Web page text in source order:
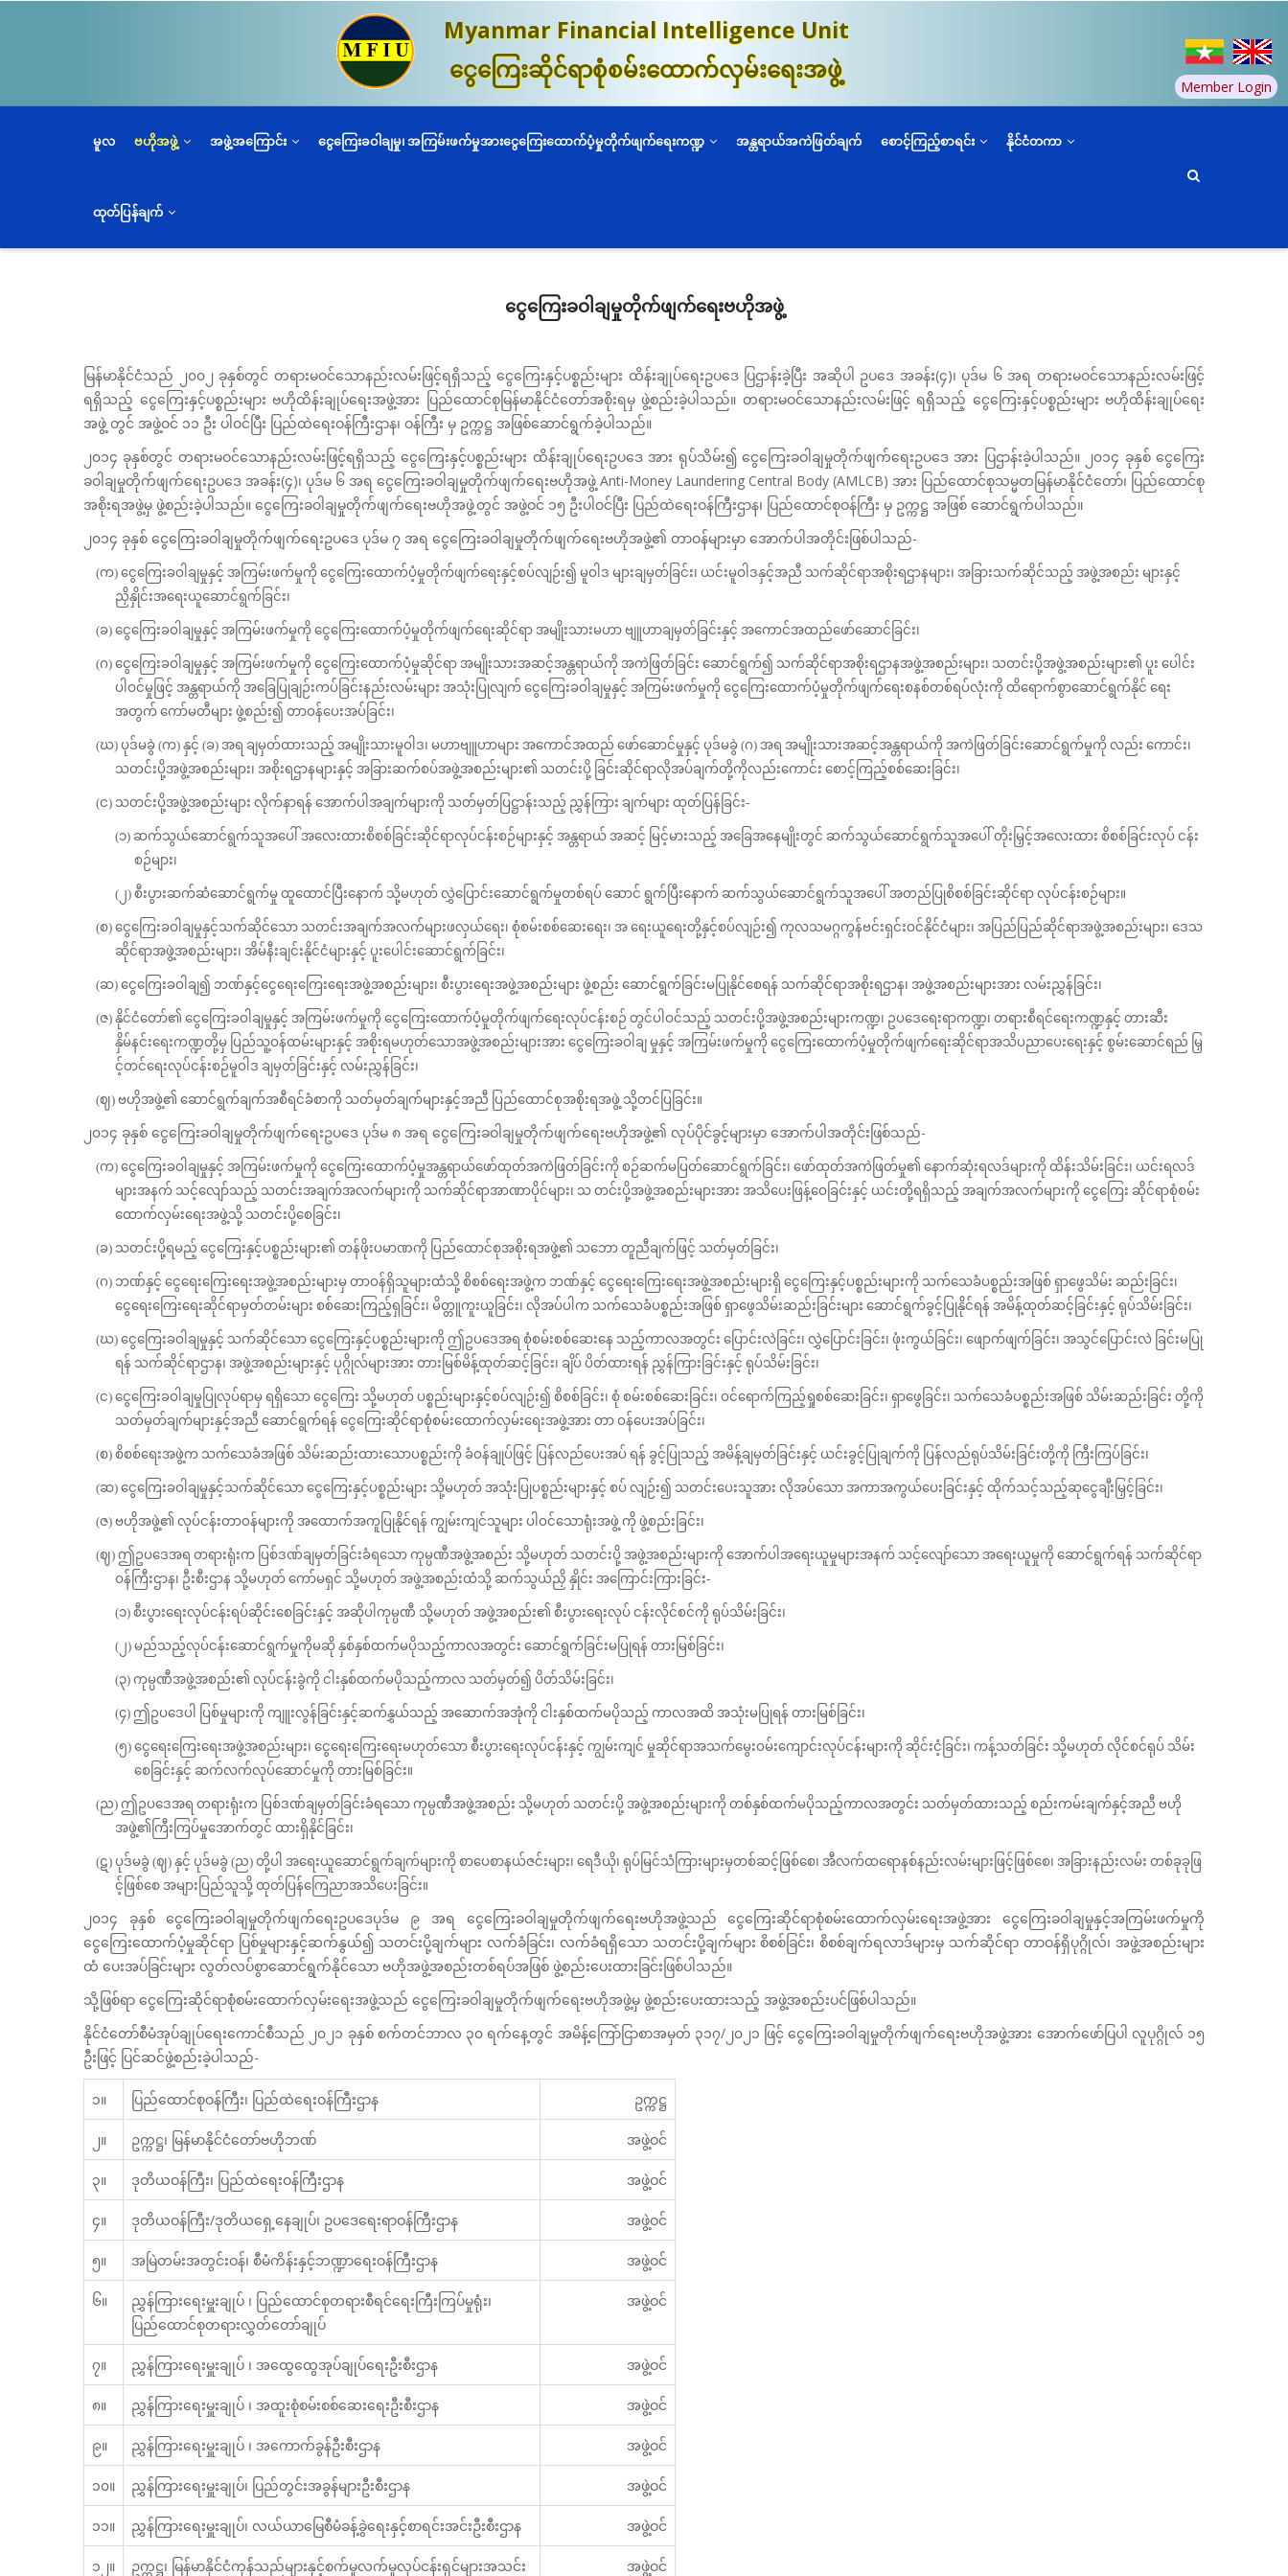
မည်
Myanmar Financial Intelligence Unit
ငွေကြေးဆိုင်ရာစုံစမ်းထောက်လှမ်းရေးအဖွဲ့
Member Login
မူလ ဗဟိုအဖွဲ့ အဖွဲ့အကြောင်း ငွေကြေးခဝါချမှု၊ အကြမ်းဖက်မှုအားငွေကြေးထောက်ပံ့မှုတိုက်ဖျက်ရေးကဏ္ဍ အန္တရာယ်အကဲဖြတ်ချက် စောင့်ကြည့်စာရင်း နိုင်ငံတကာ
ထုတ်ပြန်ချက်
ငွေကြေးခဝါချမှုတိုက်ဖျက်ရေးဗဟိုအဖွဲ့
မြန်မာနိုင်ငံသည် ၂၀၀၂ ခုနှစ်တွင် တရားမဝင်သောနည်းလမ်းဖြင့်ရရှိသည့် ငွေကြေးနှင့်ပစ္စည်းများ ထိန်းချုပ်ရေးဥပဒေ ပြဌာန်းခဲ့ပြီး အဆိုပါ ဥပဒေ အခန်း(၄)၊ ပုဒ်မ ၆ အရ တရားမဝင်သောနည်းလမ်းဖြင့်
ရရှိသည့် ငွေကြေးနှင့်ပစ္စည်းများ ဗဟိုထိန်းချုပ်ရေးအဖွဲ့အား ပြည်ထောင်စုမြန်မာနိုင်ငံတော်အစိုးရမှ ဖွဲ့စည်းခဲ့ပါသည်။ တရားမဝင်သောနည်းလမ်းဖြင့် ရရှိသည့် ငွေကြေးနှင့်ပစ္စည်းများ ဗဟိုထိန်းချုပ်ရေး
အဖွဲ့ တွင် အဖွဲ့ဝင် ၁၁ ဦး ပါဝင်ပြီး ပြည်ထဲရေးဝန်ကြီးဌာန၊ ဝန်ကြီး မှ ဥက္ကဋ္ဌ အဖြစ်ဆောင်ရွက်ခဲ့ပါသည်။
၂၀၁၄ ခုနှစ်တွင် တရားမဝင်သောနည်းလမ်းဖြင့်ရရှိသည့် ငွေကြေးနှင့်ပစ္စည်းများ ထိန်းချုပ်ရေးဥပဒေ အား ရုပ်သိမ်း၍ ငွေကြေးခဝါချမှုတိုက်ဖျက်ရေးဥပဒေ အား ပြဌာန်းခဲ့ပါသည်။ ၂၀၁၄ ခုနှစ် ငွေကြေး
ခဝါချမှုတိုက်ဖျက်ရေးဥပဒေ အခန်း(၄)၊ ပုဒ်မ ၆ အရ ငွေကြေးခဝါချမှုတိုက်ဖျက်ရေးဗဟိုအဖွဲ့ Anti-Money Laundering Central Body (AMLCB) အား ပြည်ထောင်စုသမ္မတမြန်မာနိုင်ငံတော်၊ ပြည်ထောင်စု
အစိုးရအဖွဲ့မှ ဖွဲ့စည်းခဲ့ပါသည်။ ငွေကြေးခဝါချမှုတိုက်ဖျက်ရေးဗဟိုအဖွဲ့တွင် အဖွဲ့ဝင် ၁၅ ဦးပါဝင်ပြီး ပြည်ထဲရေးဝန်ကြီးဌာန၊ ပြည်ထောင်စုဝန်ကြီး မှ ဥက္ကဋ္ဌ အဖြစ် ဆောင်ရွက်ပါသည်။
၂၀၁၄ ခုနှစ် ငွေကြေးခဝါချမှုတိုက်ဖျက်ရေးဥပဒေ ပုဒ်မ ၇ အရ ငွေကြေးခဝါချမှုတိုက်ဖျက်ရေးဗဟိုအဖွဲ့၏ တာဝန်များမှာ အောက်ပါအတိုင်းဖြစ်ပါသည်-
(က) ငွေကြေးခဝါချမှုနှင့် အကြမ်းဖက်မှုကို ငွေကြေးထောက်ပံ့မှုတိုက်ဖျက်ရေးနှင့်စပ်လျဉ်း၍ မူဝါဒ များချမှတ်ခြင်း၊ ယင်းမူဝါဒနှင့်အညီ သက်ဆိုင်ရာအစိုးရဌာနများ၊ အခြားသက်ဆိုင်သည့် အဖွဲ့အစည်း များနှင့်
ညှိနှိုင်းအရေးယူဆောင်ရွက်ခြင်း၊
(ခ) ငွေကြေးခဝါချမှုနှင့် အကြမ်းဖက်မှုကို ငွေကြေးထောက်ပံ့မှုတိုက်ဖျက်ရေးဆိုင်ရာ အမျိုးသားမဟာ ဗျူဟာချမှတ်ခြင်းနှင့် အကောင်အထည်ဖော်ဆောင်ခြင်း၊
(ဂ) ငွေကြေးခဝါချမှုနှင့် အကြမ်းဖက်မှုကို ငွေကြေးထောက်ပံ့မှုဆိုင်ရာ အမျိုးသားအဆင့်အန္တရာယ်ကို အကဲဖြတ်ခြင်း ဆောင်ရွက်၍ သက်ဆိုင်ရာအစိုးရဌာနအဖွဲ့အစည်းများ၊ သတင်းပို့အဖွဲ့အစည်းများ၏ ပူး ပေါင်း
ပါဝင်မှုဖြင့် အန္တရာယ်ကို အခြေပြုချဉ်းကပ်ခြင်းနည်းလမ်းများ အသုံးပြုလျက် ငွေကြေးခဝါချမှုနှင့် အကြမ်းဖက်မှုကို ငွေကြေးထောက်ပံ့မှုတိုက်ဖျက်ရေးစနစ်တစ်ရပ်လုံးကို ထိရောက်စွာဆောင်ရွက်နိုင် ရေး
အတွက် ကော်မတီများ ဖွဲ့စည်း၍ တာဝန်ပေးအပ်ခြင်း၊
(ဃ) ပုဒ်မခွဲ (က) နှင့် (ခ) အရ ချမှတ်ထားသည့် အမျိုးသားမူဝါဒ၊ မဟာဗျူဟာများ အကောင်အထည် ဖော်ဆောင်မှုနှင့် ပုဒ်မခွဲ (ဂ) အရ အမျိုးသားအဆင့်အန္တရာယ်ကို အကဲဖြတ်ခြင်းဆောင်ရွက်မှုကို လည်း ကောင်း၊
သတင်းပို့အဖွဲ့အစည်းများ၊ အစိုးရဌာနများနှင့် အခြားဆက်စပ်အဖွဲ့အစည်းများ၏ သတင်းပို့ ခြင်းဆိုင်ရာလိုအပ်ချက်တို့ကိုလည်းကောင်း စောင့်ကြည့်စစ်ဆေးခြင်း၊
(င) သတင်းပို့အဖွဲ့အစည်းများ လိုက်နာရန် အောက်ပါအချက်များကို သတ်မှတ်ပြဋ္ဌာန်းသည့် ညွှန်ကြား ချက်များ ထုတ်ပြန်ခြင်း-
(၁) ဆက်သွယ်ဆောင်ရွက်သူအပေါ် အလေးထားစိစစ်ခြင်းဆိုင်ရာလုပ်ငန်းစဉ်များနှင့် အန္တရာယ် အဆင့် မြင့်မားသည့် အခြေအနေမျိုးတွင် ဆက်သွယ်ဆောင်ရွက်သူအပေါ် တိုးမြှင့်အလေးထား စိစစ်ခြင်းလုပ် ငန်း
စဉ်များ၊
(၂) စီးပွားဆက်ဆံဆောင်ရွက်မှု ထူထောင်ပြီးနောက် သို့မဟုတ် လွှဲပြောင်းဆောင်ရွက်မှုတစ်ရပ် ဆောင် ရွက်ပြီးနောက် ဆက်သွယ်ဆောင်ရွက်သူအပေါ် အတည်ပြုစိစစ်ခြင်းဆိုင်ရာ လုပ်ငန်းစဉ်များ။
(စ) ငွေကြေးခဝါချမှုနှင့်သက်ဆိုင်သော သတင်းအချက်အလက်များဖလှယ်ရေး၊ စုံစမ်းစစ်ဆေးရေး၊ အ ရေးယူရေးတို့နှင့်စပ်လျဉ်း၍ ကုလသမဂ္ဂကွန်ဗင်းရှင်းဝင်နိုင်ငံများ၊ အပြည်ပြည်ဆိုင်ရာအဖွဲ့အစည်းများ၊ ဒေသ
ဆိုင်ရာအဖွဲ့အစည်းများ၊ အိမ်နီးချင်းနိုင်ငံများနှင့် ပူးပေါင်းဆောင်ရွက်ခြင်း၊
(ဆ) ငွေကြေးခဝါချ၍ ဘဏ်နှင့်ငွေရေးကြေးရေးအဖွဲ့အစည်းများ၊ စီးပွားရေးအဖွဲ့အစည်းများ ဖွဲ့စည်း ဆောင်ရွက်ခြင်းမပြုနိုင်စေရန် သက်ဆိုင်ရာအစိုးရဌာန၊ အဖွဲ့အစည်းများအား လမ်းညွှန်ခြင်း၊
(ဇ) နိုင်ငံတော်၏ ငွေကြေးခဝါချမှုနှင့် အကြမ်းဖက်မှုကို ငွေကြေးထောက်ပံ့မှုတိုက်ဖျက်ရေးလုပ်ငန်းစဉ် တွင်ပါဝင်သည့် သတင်းပို့အဖွဲ့အစည်းများကဏ္ဍ၊ ဥပဒေရေးရာကဏ္ဍ၊ တရားစီရင်ရေးကဏ္ဍနှင့် တားဆီး
နှိမ်နင်းရေးကဏ္ဍတို့မှ ပြည်သူ့ဝန်ထမ်းများနှင့် အစိုးရမဟုတ်သောအဖွဲ့အစည်းများအား ငွေကြေးခဝါချ မှုနှင့် အကြမ်းဖက်မှုကို ငွေကြေးထောက်ပံ့မှုတိုက်ဖျက်ရေးဆိုင်ရာအသိပညာပေးရေးနှင့် စွမ်းဆောင်ရည် မြှ
င့်တင်ရေးလုပ်ငန်းစဉ်မူဝါဒ ချမှတ်ခြင်းနှင့် လမ်းညွှန်ခြင်း၊
(ဈ) ဗဟိုအဖွဲ့၏ ဆောင်ရွက်ချက်အစီရင်ခံစာကို သတ်မှတ်ချက်များနှင့်အညီ ပြည်ထောင်စုအစိုးရအဖွဲ့ သို့တင်ပြခြင်း။
၂၀၁၄ ခုနှစ် ငွေကြေးခဝါချမှုတိုက်ဖျက်ရေးဥပဒေ ပုဒ်မ ၈ အရ ငွေကြေးခဝါချမှုတိုက်ဖျက်ရေးဗဟိုအဖွဲ့၏ လုပ်ပိုင်ခွင့်များမှာ အောက်ပါအတိုင်းဖြစ်သည်-
(က) ငွေကြေးခဝါချမှုနှင့် အကြမ်းဖက်မှုကို ငွေကြေးထောက်ပံ့မှုအန္တရာယ်ဖော်ထုတ်အကဲဖြတ်ခြင်းကို စဉ်ဆက်မပြတ်ဆောင်ရွက်ခြင်း၊ ဖော်ထုတ်အကဲဖြတ်မှု၏ နောက်ဆုံးရလဒ်များကို ထိန်းသိမ်းခြင်း၊ ယင်းရလဒ်
များအနက် သင့်လျော်သည့် သတင်းအချက်အလက်များကို သက်ဆိုင်ရာအာဏာပိုင်များ၊ သ တင်းပို့အဖွဲ့အစည်းများအား အသိပေးဖြန့်ဝေခြင်းနှင့် ယင်းတို့ရရှိသည့် အချက်အလက်များကို ငွေကြေး ဆိုင်ရာစုံစမ်း
ထောက်လှမ်းရေးအဖွဲ့သို့ သတင်းပို့စေခြင်း၊
(ခ) သတင်းပို့ရမည့် ငွေကြေးနှင့်ပစ္စည်းများ၏ တန်ဖိုးပမာဏကို ပြည်ထောင်စုအစိုးရအဖွဲ့၏ သဘော တူညီချက်ဖြင့် သတ်မှတ်ခြင်း၊
(ဂ) ဘဏ်နှင့် ငွေရေးကြေးရေးအဖွဲ့အစည်းများမှ တာဝန်ရှိသူများထံသို့ စိစစ်ရေးအဖွဲ့က ဘဏ်နှင့် ငွေရေးကြေးရေးအဖွဲ့အစည်းများရှိ ငွေကြေးနှင့်ပစ္စည်းများကို သက်သေခံပစ္စည်းအဖြစ် ရှာဖွေသိမ်း ဆည်းခြင်း၊
ငွေရေးကြေးရေးဆိုင်ရာမှတ်တမ်းများ စစ်ဆေးကြည့်ရှခြင်း၊ မိတ္တူကူးယူခြင်း၊ လိုအပ်ပါက သက်သေခံပစ္စည်းအဖြစ် ရှာဖွေသိမ်းဆည်းခြင်းများ ဆောင်ရွက်ခွင့်ပြုနိုင်ရန် အမိန့်ထုတ်ဆင့်ခြင်းနှင့် ရုပ်သိမ်းခြင်း၊
(ဃ) ငွေကြေးခဝါချမှုနှင့် သက်ဆိုင်သော ငွေကြေးနှင့်ပစ္စည်းများကို ဤဥပဒေအရ စုံစမ်းစစ်ဆေးနေ သည့်ကာလအတွင်း ပြောင်းလဲခြင်း၊ လွှဲပြောင်းခြင်း၊ ဖုံးကွယ်ခြင်း၊ ဖျောက်ဖျက်ခြင်း၊ အသွင်ပြောင်းလဲ ခြင်းမပြု
ရန် သက်ဆိုင်ရာဌာန၊ အဖွဲ့အစည်းများနှင့် ပုဂ္ဂိုလ်များအား တားမြစ်မိန့်ထုတ်ဆင့်ခြင်း၊ ချိပ် ပိတ်ထားရန် ညွှန်ကြားခြင်းနှင့် ရုပ်သိမ်းခြင်း၊
(င) ငွေကြေးခဝါချမှုပြုလုပ်ရာမှ ရရှိသော ငွေကြေး သို့မဟုတ် ပစ္စည်းများနှင့်စပ်လျဉ်း၍ စိစစ်ခြင်း၊ စုံ စမ်းစစ်ဆေးခြင်း၊ ဝင်ရောက်ကြည့်ရှုစစ်ဆေးခြင်း၊ ရှာဖွေခြင်း၊ သက်သေခံပစ္စည်းအဖြစ် သိမ်းဆည်းခြင်း တို့ကို
သတ်မှတ်ချက်များနှင့်အညီ ဆောင်ရွက်ရန် ငွေကြေးဆိုင်ရာစုံစမ်းထောက်လှမ်းရေးအဖွဲ့အား တာ ဝန်ပေးအပ်ခြင်း၊
(စ) စိစစ်ရေးအဖွဲ့က သက်သေခံအဖြစ် သိမ်းဆည်းထားသောပစ္စည်းကို ခံဝန်ချုပ်ဖြင့် ပြန်လည်ပေးအပ် ရန် ခွင့်ပြုသည့် အမိန့်ချမှတ်ခြင်းနှင့် ယင်းခွင့်ပြုချက်ကို ပြန်လည်ရုပ်သိမ်းခြင်းတို့ကို ကြီးကြပ်ခြင်း၊
(ဆ) ငွေကြေးခဝါချမှုနှင့်သက်ဆိုင်သော ငွေကြေးနှင့်ပစ္စည်းများ သို့မဟုတ် အသုံးပြုပစ္စည်းများနှင့် စပ် လျဉ်း၍ သတင်းပေးသူအား လိုအပ်သော အကာအကွယ်ပေးခြင်းနှင့် ထိုက်သင့်သည့်ဆုငွေချီးမြှင့်ခြင်း၊
(ဇ) ဗဟိုအဖွဲ့၏ လုပ်ငန်းတာဝန်များကို အထောက်အကူပြုနိုင်ရန် ကျွမ်းကျင်သူများ ပါဝင်သောရုံးအဖွဲ့ ကို ဖွဲ့စည်းခြင်း၊
(ဈ) ဤဥပဒေအရ တရားရုံးက ပြစ်ဒဏ်ချမှတ်ခြင်းခံရသော ကုမ္ပဏီအဖွဲ့အစည်း သို့မဟုတ် သတင်းပို့ အဖွဲ့အစည်းများကို အောက်ပါအရေးယူမှုများအနက် သင့်လျော်သော အရေးယူမှုကို ဆောင်ရွက်ရန် သက်ဆိုင်ရာ
ဝန်ကြီးဌာန၊ ဦးစီးဌာန သို့မဟုတ် ကော်မရှင် သို့မဟုတ် အဖွဲ့အစည်းထံသို့ ဆက်သွယ်ညှိ နှိုင်း အကြောင်းကြားခြင်း-
(၁) စီးပွားရေးလုပ်ငန်းရပ်ဆိုင်းစေခြင်းနှင့် အဆိုပါကုမ္ပဏီ သို့မဟုတ် အဖွဲ့အစည်း၏ စီးပွားရေးလုပ် ငန်းလိုင်စင်ကို ရုပ်သိမ်းခြင်း၊
(၂) မည်သည့်လုပ်ငန်းဆောင်ရွက်မှုကိုမဆို နှစ်နှစ်ထက်မပိုသည့်ကာလအတွင်း ဆောင်ရွက်ခြင်းမပြုရန် တားမြစ်ခြင်း၊
(၃) ကုမ္ပဏီအဖွဲ့အစည်း၏ လုပ်ငန်းခွဲကို ငါးနှစ်ထက်မပိုသည့်ကာလ သတ်မှတ်၍ ပိတ်သိမ်းခြင်း၊
(၄) ဤဥပဒေပါ ပြစ်မှုများကို ကျူးလွန်ခြင်းနှင့်ဆက်နွှယ်သည့် အဆောက်အအုံကို ငါးနှစ်ထက်မပိုသည့် ကာလအထိ အသုံးမပြုရန် တားမြစ်ခြင်း၊
(၅) ငွေရေးကြေးရေးအဖွဲ့အစည်းများ၊ ငွေရေးကြေးရေးမဟုတ်သော စီးပွားရေးလုပ်ငန်းနှင့် ကျွမ်းကျင် မှုဆိုင်ရာအသက်မွေးဝမ်းကျောင်းလုပ်ငန်းများကို ဆိုင်းငံ့ခြင်း၊ ကန့်သတ်ခြင်း သို့မဟုတ် လိုင်စင်ရုပ် သိမ်း
စေခြင်းနှင့် ဆက်လက်လုပ်ဆောင်မှုကို တားမြစ်ခြင်း။
(ည) ဤဥပဒေအရ တရားရုံးက ပြစ်ဒဏ်ချမှတ်ခြင်းခံရသော ကုမ္ပဏီအဖွဲ့အစည်း သို့မဟုတ် သတင်းပို့ အဖွဲ့အစည်းများကို တစ်နှစ်ထက်မပိုသည့်ကာလအတွင်း သတ်မှတ်ထားသည့် စည်းကမ်းချက်နှင့်အညီ ဗဟို
အဖွဲ့၏ကြီးကြပ်မှုအောက်တွင် ထားရှိနိုင်ခြင်း၊
(ဋ) ပုဒ်မခွဲ (ဈ) နှင့် ပုဒ်မခွဲ (ည) တို့ပါ အရေးယူဆောင်ရွက်ချက်များကို စာပေစာနယ်ဇင်းများ၊ ရေဒီယို၊ ရုပ်မြင်သံကြားများမှတစ်ဆင့်ဖြစ်စေ၊ အီလက်ထရောနစ်နည်းလမ်းများဖြင့်ဖြစ်စေ၊ အခြားနည်းလမ်း တစ်ခုခုဖြ
င့်ဖြစ်စေ အများပြည်သူသို့ ထုတ်ပြန်ကြေညာအသိပေးခြင်း။
၂၀၁၄ ခုနှစ် ငွေကြေး‌ခဝါချမှုတိုက်ဖျက်ရေးဥ‌ပဒေပုဒ်မ ၉ အရ ငွေကြေးခဝါချမှုတိုက်ဖျက်ရေးဗဟိုအဖွဲ့သည် ငွေကြေးဆိုင်ရာစုံစမ်းထောက်လှမ်းရေးအဖွဲ့အား ငွေကြေးခဝါချမှုနှင့်အကြမ်းဖက်မှုကို
ငွေကြေးထောက်ပံ့မှုဆိုင်ရာ ပြစ်မှုများနှင့်ဆက်နွယ်၍ သတင်းပို့ချက်များ လက်ခံခြင်း၊ လက်ခံရရှိသော သတင်းပို့ချက်များ စိစစ်ခြင်း၊ စိစစ်ချက်ရလာဒ်များမှ သက်ဆိုင်ရာ တာဝန်ရှိပုဂ္ဂိုလ်၊ အဖွဲ့အစည်းများ
ထံ ပေးအပ်ခြင်းများ လွတ်လပ်စွာဆောင်ရွက်နိုင်သော ဗဟိုအဖွဲ့အစည်းတစ်ရပ်အဖြစ် ဖွဲ့စည်းပေးထားခြင်းဖြစ်ပါသည်။
သို့ဖြစ်ရာ ငွေကြေးဆိုင်ရာစုံစမ်းထောက်လှမ်းရေးအဖွဲ့သည် ငွေကြေးခဝါချမှုတိုက်ဖျက်ရေးဗဟိုအဖွဲ့မှ ဖွဲ့စည်းပေးထားသည့် အဖွဲ့အစည်းပင်ဖြစ်ပါသည်။
နိုင်ငံတော်စီမံအုပ်ချုပ်ရေးကောင်စီသည် ၂၀၂၁ ခုနှစ် စက်တင်ဘာလ ၃၀ ရက်နေ့တွင် အမိန့်ကြော်ငြာစာအမှတ် ၃၁၇/၂၀၂၁ ဖြင့် ငွေကြေးခဝါချမှုတိုက်ဖျက်ရေးဗဟိုအဖွဲ့အား အောက်ဖော်ပြပါ လူပုဂ္ဂိုလ် ၁၅
ဦးဖြင့် ပြင်ဆင်ဖွဲ့စည်းခဲ့ပါသည်-
၁။ ပြည်ထောင်စုဝန်ကြီး၊ ပြည်ထဲရေးဝန်ကြီးဌာန ဥက္ကဋ္ဌ
၂။ ဥက္ကဋ္ဌ၊ မြန်မာနိုင်ငံတော်ဗဟိုဘဏ် အဖွဲ့ဝင်
၃။ ဒုတိယဝန်ကြီး၊ ပြည်ထဲရေးဝန်ကြီးဌာန အဖွဲ့ဝင်
၄။ ဒုတိယဝန်ကြီး/ဒုတိယရှေ့နေချုပ်၊ ဥပဒေရေးရာဝန်ကြီးဌာန အဖွဲ့ဝင်
၅။ အမြဲတမ်းအတွင်းဝန်၊ စီမံကိန်းနှင့်ဘဏ္ဍာရေးဝန်ကြီးဌာန အဖွဲ့ဝင်
၆။
ညွှန်ကြားရေးမှူးချုပ် ၊ ပြည်ထောင်စုတရားစီရင်ရေးကြီးကြပ်မှုရုံး၊
ပြည်ထောင်စုတရားလွှတ်တော်ချုပ်
အဖွဲ့ဝင်
၇။ ညွှန်ကြားရေးမှူးချုပ် ၊ အထွေထွေအုပ်ချုပ်ရေးဦးစီးဌာန အဖွဲ့ဝင်
၈။ ညွှန်ကြားရေးမှူးချုပ် ၊ အထူးစုံစမ်းစစ်ဆေးရေးဦးစီးဌာန အဖွဲ့ဝင်
၉။ ညွှန်ကြားရေးမှူးချုပ် ၊ အကောက်ခွန်ဦးစီးဌာန အဖွဲ့ဝင်
၁၀။ ညွှန်ကြားရေးမှူးချုပ်၊ ပြည်တွင်းအခွန်များဦးစီးဌာန အဖွဲ့ဝင်
၁၁။ ညွှန်ကြားရေးမှူးချုပ်၊ လယ်ယာမြေစီမံခန့်ခွဲရေးနှင့်စာရင်းအင်းဦးစီးဌာန အဖွဲ့ဝင်
၁၂။ ဥက္ကဋ္ဌ၊ မြန်မာနိုင်ငံကုန်သည်များနှင့်စက်မှုလက်မှုလုပ်ငန်းရှင်များအသင်း အဖွဲ့ဝင်